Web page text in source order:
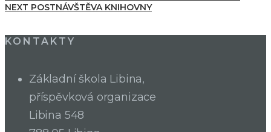
NEXT POSTNÁVŠTĚVA KNIHOVNY
KONTAKTY
Základní škola Libina,
příspěvková organizace
Libina 548